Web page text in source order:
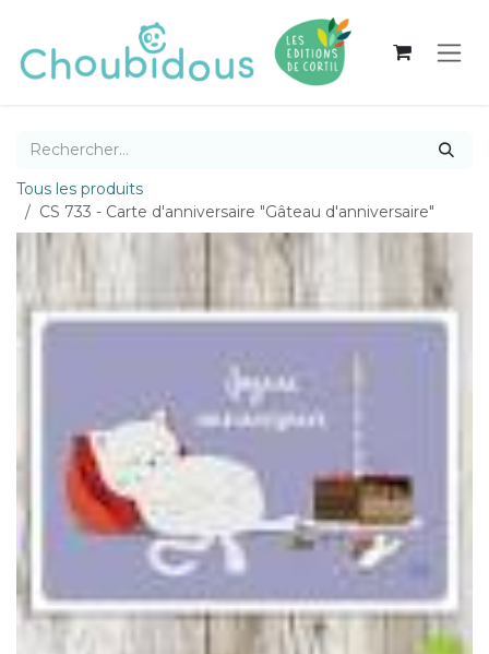
Tous les produits
CS 733 - Carte d'anniversaire "Gâteau d'anniversaire"